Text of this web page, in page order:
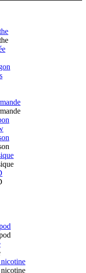
nicotine
nicotine